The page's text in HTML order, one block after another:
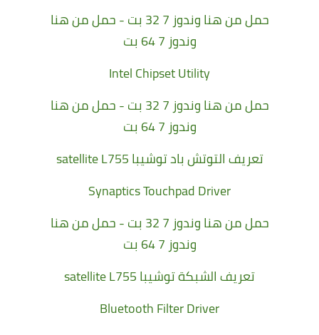
حمل من هنا وندوز 7 32 بت
-حمل من هنا
وندوز 7 64 بت
Intel Chipset Utility
حمل من هنا وندوز 7 32 بت
-حمل من هنا
وندوز 7 64 بت
تعريف التوتش باد توشيبا satellite L755
Synaptics Touchpad Driver
حمل من هنا وندوز 7 32 بت
-حمل من هنا
وندوز 7 64 بت
تعريف الشبكة توشيبا satellite L755
Bluetooth Filter Driver